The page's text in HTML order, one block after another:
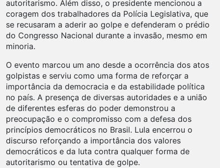
autoritarismo. Além disso, o presidente mencionou a
coragem dos trabalhadores da Polícia Legislativa, que
se recusaram a aderir ao golpe e defenderam o prédio
do Congresso Nacional durante a invasão, mesmo em
minoria.
O evento marcou um ano desde a ocorrência dos atos
golpistas e serviu como uma forma de reforçar a
importância da democracia e da estabilidade política
no país. A presença de diversas autoridades e a união
de diferentes esferas do poder demonstrou a
preocupação e o compromisso com a defesa dos
princípios democráticos no Brasil. Lula encerrou o
discurso reforçando a importância dos valores
democráticos e da luta contra qualquer forma de
autoritarismo ou tentativa de golpe.